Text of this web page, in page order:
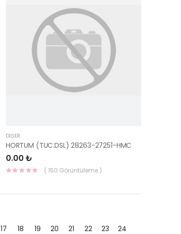
DIĞER
HORTUM (TUC.DSL) 28263-27251-HMC
0.00 ₺
( 150 Görüntüleme )
17 18 19 20 21 22 23
24